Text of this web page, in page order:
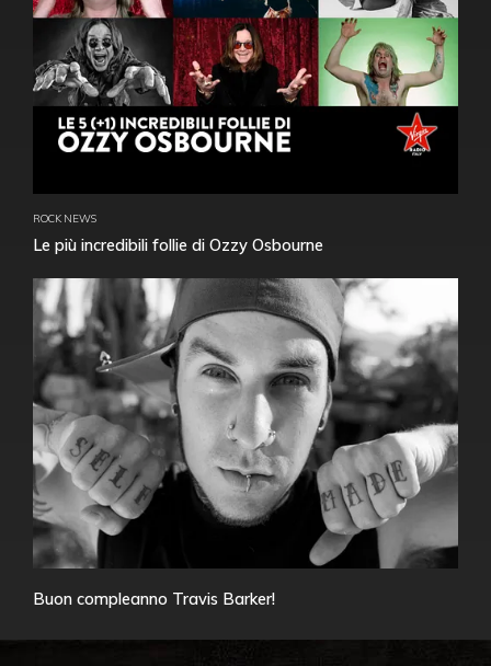
ROCK NEWS
Le più incredibili follie di Ozzy Osbourne
Buon compleanno Travis Barker!